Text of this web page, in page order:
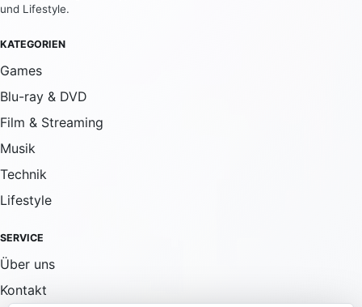
und Lifestyle.
KATEGORIEN
Games
Blu-ray & DVD
Film & Streaming
Musik
Technik
Lifestyle
SERVICE
Über uns
Kontakt